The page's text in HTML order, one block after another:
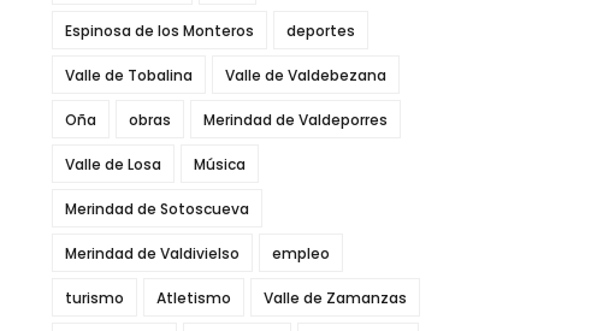
Espinosa de los Monteros deportes
Valle de Tobalina Valle de Valdebezana
Oña obras Merindad de Valdeporres
Valle de Losa Música
Merindad de Sotoscueva
Merindad de Valdivielso empleo
turismo Atletismo Valle de Zamanzas